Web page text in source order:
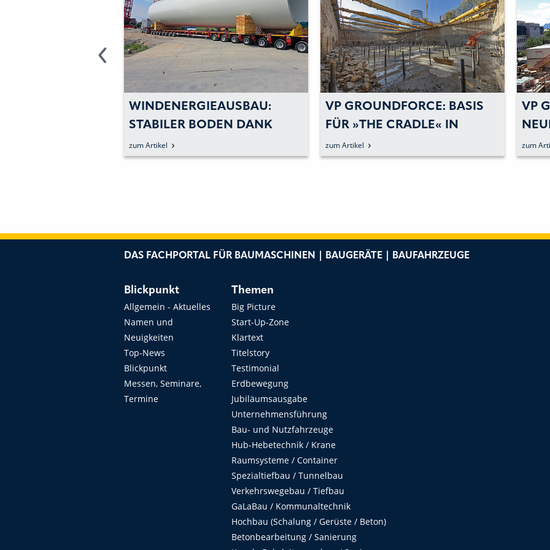
WINDENERGIEAUSBAU:
STABILER BODEN DANK
MOBILER STRASSEN
zum Artikel
VP GROUNDFORCE: BASIS
FÜR »THE CRADLE« IN
DÜSSELDORF SICHERN
zum Artikel
VP
zum
DAS FACHPORTAL FÜR BAUMASCHINEN | BAUGERÄTE | BAUFAHRZEUGE
Blickpunkt
Allgemein - Aktuelles
Namen und
Neuigkeiten
Top-News
Blickpunkt
Messen, Seminare,
Termine
Themen
Big Picture
Start-Up-Zone
Klartext
Titelstory
Testimonial
Erdbewegung
Jubiläumsausgabe
Unternehmensführung
Bau- und Nutzfahrzeuge
Hub-Hebetechnik / Krane
Raumsysteme / Container
Spezialtiefbau / Tunnelbau
Verkehrswegebau / Tiefbau
GaLaBau / Kommunaltechnik
Hochbau (Schalung / Gerüste / Beton)
Betonbearbeitung / Sanierung